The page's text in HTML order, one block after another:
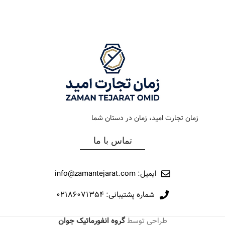
کلاسیک
رفرانس 12042
جنس بند
نوع ساعت
رفرانس
برند
زمان تجارت امید، زمان در دستان شما
تماس با ما
ایمیل: info@zamantejarat.com
شماره پشتیبانی: ۰۲۱۸۶۰۷۱۳۵۴
طراحی توسطگروه انفورماتیک جوان